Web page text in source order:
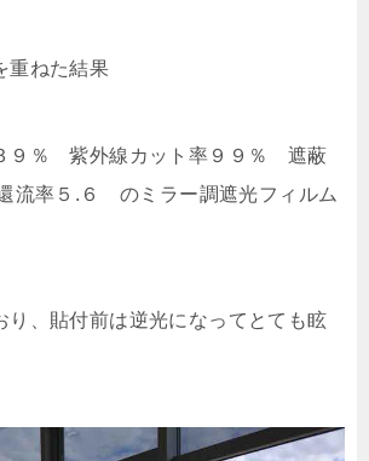
重ねた結果
９％ 紫外線カット率９９％ 遮蔽
流率５.６ のミラー調遮光フィルム
り、貼付前は逆光になってとても眩